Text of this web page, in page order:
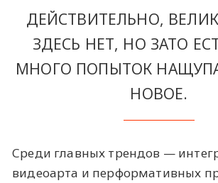
ДЕЙСТВИТЕЛЬНО,
ЗДЕСЬ НЕТ, НО ЗАТО
МНОГО ПОПЫТОК
НОВОЕ.
Среди главных трендов —
видеоарта и перформативных